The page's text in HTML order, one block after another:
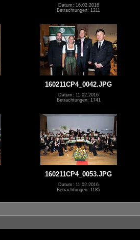
Datum: 16.02.2016
Betrachtungen: 1211
160211CP4_0042.JPG
Datum: 11.02.2016
Betrachtungen: 1741
160211CP4_0053.JPG
Datum: 11.02.2016
Betrachtungen: 1185